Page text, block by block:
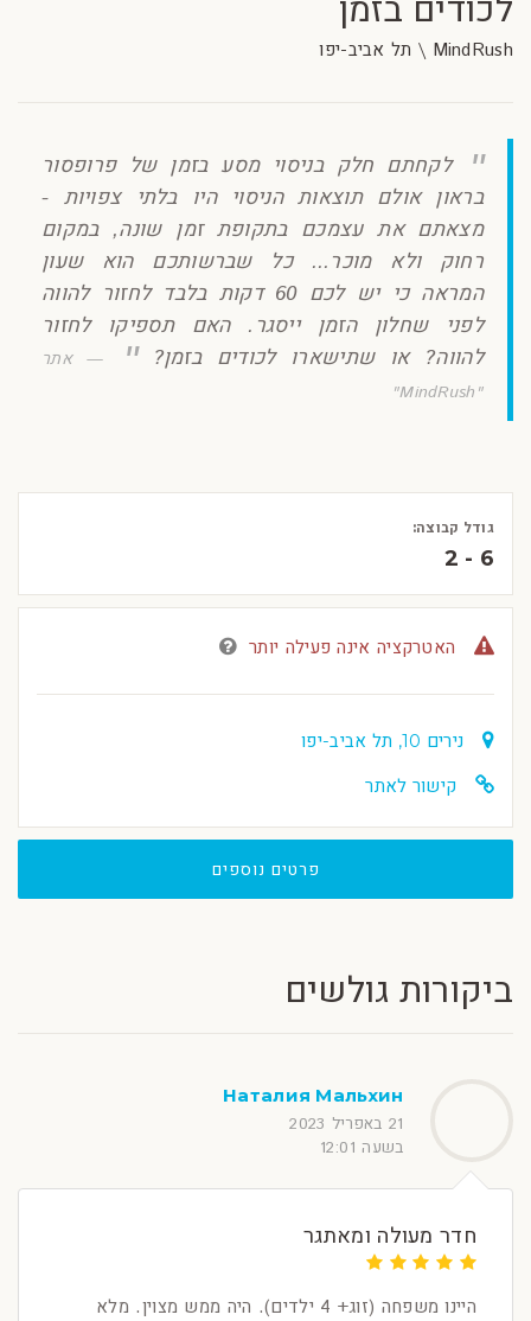
לכודים בזמן
MindRush \ תל אביב-יפו
לקחתם חלק בניסוי מסע בזמן של פרופסור
בראון אולם תוצאות הניסוי היו בלתי צפויות -
מצאתם את עצמכם בתקופת זמן שונה, במקום
רחוק ולא מוכר... כל שברשותכם הוא שעון
המראה כי יש לכם 60 דקות בלבד לחזור להווה
לפני שחלון הזמן ייסגר. האם תספיקו לחזור
להווה? או שתישארו לכודים בזמן?
אתר
"MindRush"
גודל קבוצה:
2 - 6
האטרקציה אינה פעילה יותר
נירים 10, תל אביב-יפו
קישור לאתר
פרטים נוספים
ביקורות גולשים
Наталия Мальхин
21 באפריל 2023
בשעה 12:01
חדר מעולה ומאתגר
היינו משפחה (זוג+ 4 ילדים). היה ממש מצוין. מלא